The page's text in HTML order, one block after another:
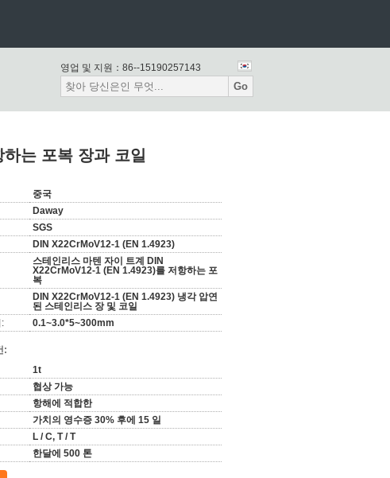
영업 및 지원： 86--15190257143
Go
는 포복 장과 코일
중국
Daway
SGS
DIN X22CrMoV12-1 (EN 1.4923)
스테인리스 마텐 자이 트계 DIN
X22CrMoV12-1 (EN 1.4923)를 저항하는 포
복
DIN X22CrMoV12-1 (EN 1.4923) 냉각 압연
된 스테인리스 장 및 코일
0.1~3.0*5~300mm
:
1t
협상 가능
항해에 적합한
가치의 영수증 30% 후에 15 일
L / C, T / T
한달에 500 톤